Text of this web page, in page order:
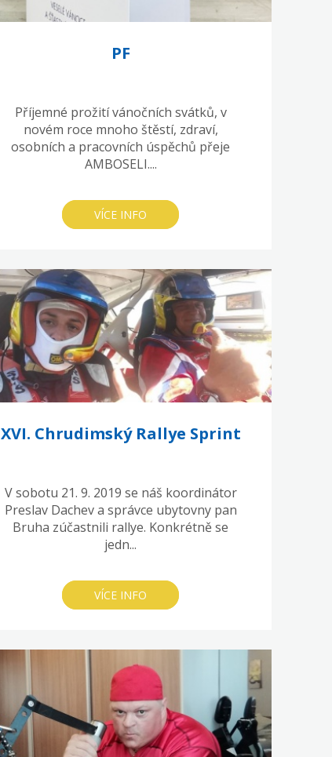
PF
Příjemné prožití vánočních svátků, v
novém roce mnoho štěstí, zdraví,
osobních a pracovních úspěchů přeje
AMBOSELI....
VÍCE INFO
XVI. Chrudimský Rallye Sprint
V sobotu 21. 9. 2019 se náš koordinátor
Preslav Dachev a správce ubytovny pan
Bruha zúčastnili rallye. Konkrétně se
jedn...
VÍCE INFO